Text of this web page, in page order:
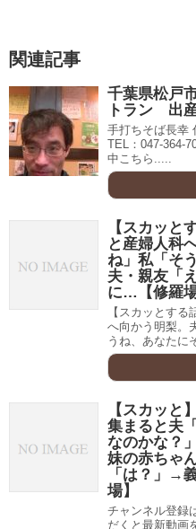
関連記事
千葉県松戸
トラン 出
手打ちそば長幸
TEL：047-364-
中こちら.....
【スカッと
と産婦人科
ね」私「そ
夫・親友「
に…【修羅場
【スカッとす
へ向かう明梨。
うね、あなたに
【スカッと
集まると夫
なのかな？
妹の赤ちゃ
「は？」→
場】
チャンネル登録
だくと最新動画